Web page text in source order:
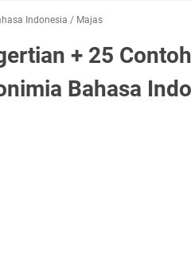
Indonesia / Majas
+ 25
Bahasa